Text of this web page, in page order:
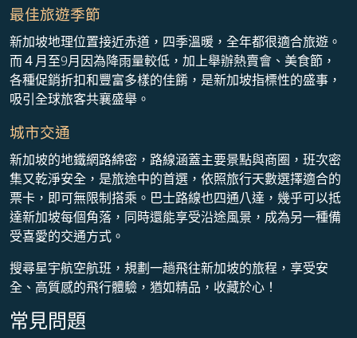
最佳旅遊季節
新加坡地理位置接近赤道，四季溫暖，全年都很適合旅遊。
而４月至9月因為降雨量較低，加上舉辦熱賣會、美食節，
各種促銷折扣和豐富多樣的佳餚，是新加坡指標性的盛事，
吸引全球旅客共襄盛舉。
城市交通
新加坡的地鐵網路綿密，路線涵蓋主要景點與商圈，班次密
集又乾淨安全，是旅途中的首選，依照旅行天數選擇適合的
票卡，即可無限制搭乘。巴士路線也四通八達，幾乎可以抵
達新加坡每個角落，同時還能享受沿途風景，成為另一種備
受喜愛的交通方式。
搜尋星宇航空航班，規劃一趟飛往新加坡的旅程，享受安
全、高質感的飛行體驗，猶如精品，收藏於心！
常見問題